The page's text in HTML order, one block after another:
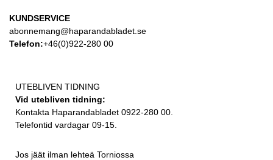
KUNDSERVICE
abonnemang@haparandabladet.se
Telefon:+46(0)922-280 00
UTEBLIVEN TIDNING
Vid utebliven tidning:
Kontakta Haparandabladet 0922-280 00.
Telefontid vardagar 09-15.
Jos jäät ilman lehteä Torniossa